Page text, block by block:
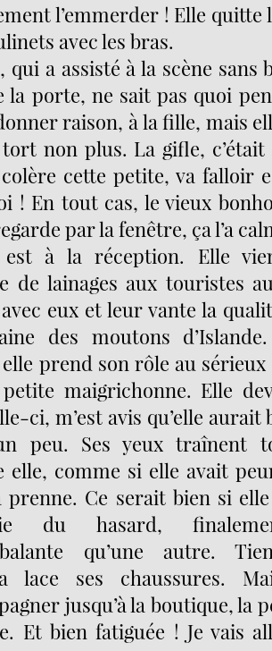
l’emmerder ! Elle quitte
avec les bras.
qui a assisté à la scène sans
la porte, ne sait pas quoi
raison, à la fille, mais
non plus. La gifle, c’était
cette petite, va falloir
! En tout cas, le vieux
par la fenêtre, ça l’a
est à la réception. Elle
de lainages aux touristes
eux et leur vante la
des moutons
prend son rôle au
maigrichonne. Elle
ci, m’est avis qu’elle aurait
peu. Ses yeux traînent
elle, comme si elle avait
prenne. Ce serait bien si
du hasard,
qu’une autre.
lace ses chaussures.
jusqu’à la boutique, la
Et bien fatiguée ! Je vais